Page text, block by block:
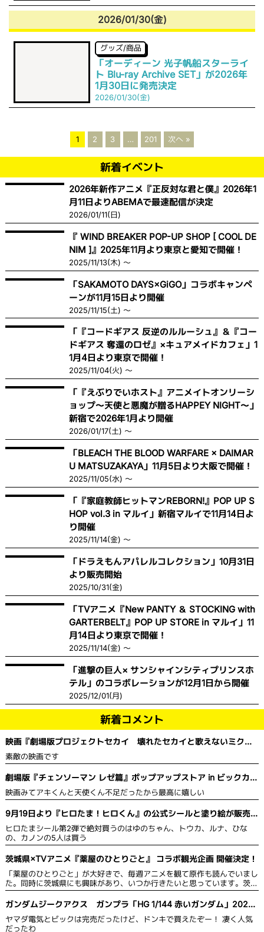
2026/01/30(金)
グッズ/商品
「オーディーン 光子帆船スターライ
ト Blu-ray Archive SET」が2026年
1月30日に発売決定
2026/01/30(金)
1 2 3 … 201 次へ »
新着イベント
2026年新作アニメ『正反対な君と僕』2026年1
月11日よりABEMAで最速配信が決定
2026/01/11(日)
『 WIND BREAKER POP-UP SHOP [ COOL DE
NIM ]』2025年11月より東京と愛知で開催！
2025/11/13(木) ～
「SAKAMOTO DAYS×GiGO」コラボキャンペ
ーンが11月15日より開催
2025/11/15(土) ～
「『コードギアス 反逆のルルーシュ』＆『コー
ドギアス 奪還のロゼ』×キュアメイドカフェ」1
1月4日より東京で開催！
2025/11/04(火) ～
「『えぶりでいホスト』アニメイトオンリーシ
ョップ〜天使と悪魔が贈るHAPPEY NIGHT〜」
新宿で2026年1月より開催
2026/01/17(土) ～
「BLEACH THE BLOOD WARFARE × DAIMAR
U MATSUZAKAYA」11月5日より大阪で開催！
2025/11/05(水) ～
「『家庭教師ヒットマンREBORN!』POP UP S
HOP vol.3 in マルイ」新宿マルイで11月14日よ
り開催
2025/11/14(金) ～
「ドラえもんアパレルコレクション」10月31日
より販売開始
2025/10/31(金)
「TVアニメ『New PANTY ＆ STOCKING with
GARTERBELT』POP UP STORE in マルイ」11
月14日より東京で開催！
2025/11/14(金) ～
「進撃の巨人× サンシャインシティプリンスホ
テル」のコラボレーションが12月1日から開催
2025/12/01(月)
新着コメント
映画『劇場版プロジェクトセカイ 壊れたセカイと歌えないミク』
舞台挨拶＆全国ライブビューイング開催決定！
素敵の映画です
劇場版『チェンソーマン レゼ篇』ポップアップストア in ビックカメ
ラ
映画みてアキくんと天使くん不足だったから最高に嬉しい
9月19日より『ヒロたま！ヒロくん』の公式シールと塗り絵が販売を
開始！
ヒロたまシール第2弾で絶対買うのはゆのちゃん、トウカ、ルナ、ひな
の、カノンの5人は買う
茨城県×TVアニメ『薬屋のひとりごと』 コラボ観光企画 開催決定！
「薬屋のひとりごと」が大好きで、毎週アニメを観て原作も読んでいまし
た。同時に茨城県にも興味があり、いつか行きたいと思っています。茨城
県は自然豊かで綺麗な草花が多いので、薬や草花に詳しい猫猫 がPRする
のにぴったりだと思います。スタンプを集めて限定グッズももらえるの
で、作品のファンにとっては茨城県の観光名所を見て回り、同時にグッズ
ももらえるのでお得だと思います。
ガンダムジークアクス ガンプラ「HG 1/144 赤いガンダム」2025
年5月発売
ヤマダ電気とビックは完売だったけど、ドンキで買えたぞー！ 凄く人気
だったわ